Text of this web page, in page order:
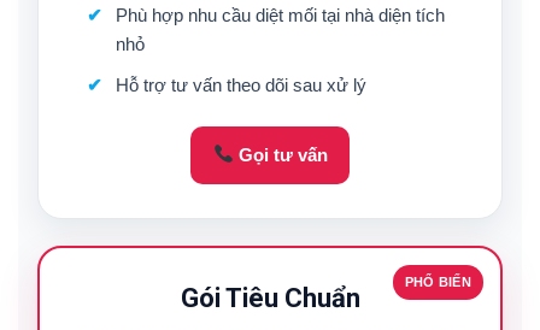
Phù hợp nhu cầu diệt mối tại nhà diện tích
nhỏ
Hỗ trợ tư vấn theo dõi sau xử lý
Gọi tư vấn
PHỔ BIẾN
Gói Tiêu Chuẩn